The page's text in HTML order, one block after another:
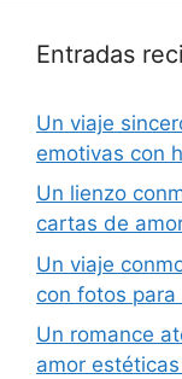
Entradas
Un viaje
emotivas con
Un lienzo
cartas de
Un viaje
con fotos para
Un romance
amor